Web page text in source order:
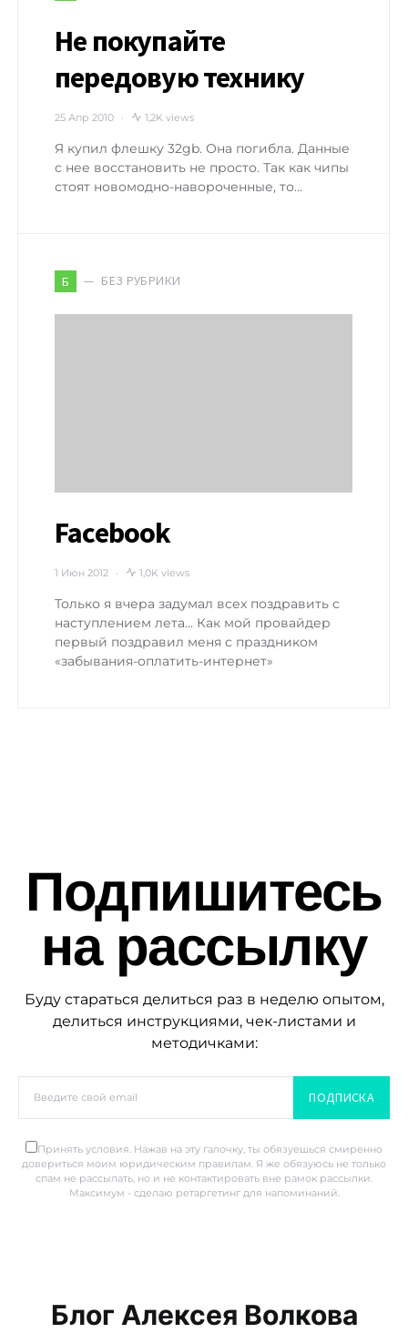
Не покупайте
передовую технику
25 Апр 2010 1,2K views
Я купил флешку 32gb. Она погибла. Данные
с нее восстановить не просто. Так как чипы
стоят новомодно-навороченные, то…
Б БЕЗ РУБРИКИ
Facebook
1 Июн 2012 1,0K views
Только я вчера задумал всех поздравить с
наступлением лета… Как мой провайдер
первый поздравил меня с праздником
«забывания-оплатить-интернет»
Подпишитесь
на рассылку
Буду стараться делиться раз в неделю опытом,
делиться инструкциями, чек-листами и
методичками:
ПОДПИСКА
Принять условия. Нажав на эту галочку, ты обязуешься смиренно
довериться моим юридическим правилам. Я же обязуюсь не только
спам не рассылать, но и не контактировать вне рамок рассылки.
Максимум - сделаю ретаргетинг для напоминаний.
Блог Алексея Волкова